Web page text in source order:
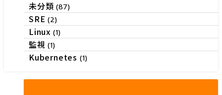
未分類(87)
SRE(2)
Linux (1)
監視(1)
Kubernetes (1)